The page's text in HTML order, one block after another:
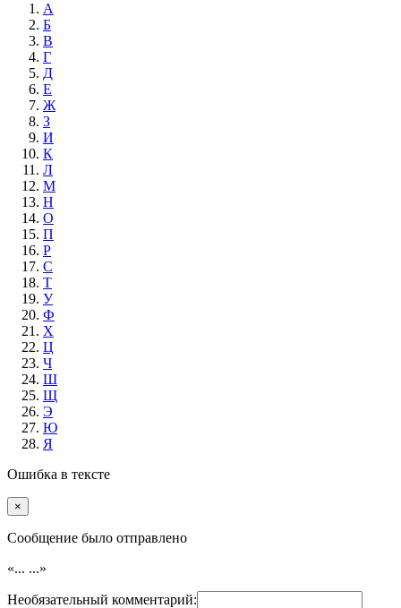
А
Б
В
Г
Д
Е
Ж
З
И
К
Л
М
Н
О
П
Р
С
Т
У
Ф
Х
Ц
Ч
Ш
Щ
Э
Ю
Я
Ошибка в тексте
×
Cообщение было отправлено
«... ...»
Необязательный комментарий: